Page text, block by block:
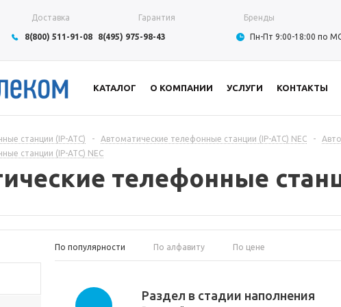
Доставка Гарантия Бренды
8(800) 511-91-08 8(495) 975-98-43 Пн-Пт 9:00-18:00 по
КАТАЛОГ О КОМПАНИИ УСЛУГИ КОНТАКТЫ
станции (IP-АТС) - Автоматические телефонные станции (IP-АТС) NEC -
станции (IP-АТС) NEC
телефонные
По популярности По алфавиту По цене
Раздел в стадии наполнения